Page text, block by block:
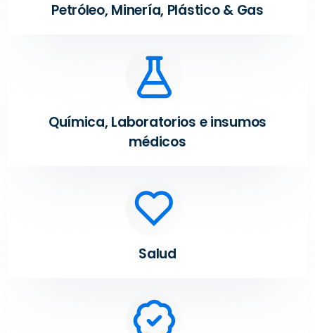
Petróleo, Minería, Plástico & Gas
Química, Laboratorios e insumos
médicos
Salud